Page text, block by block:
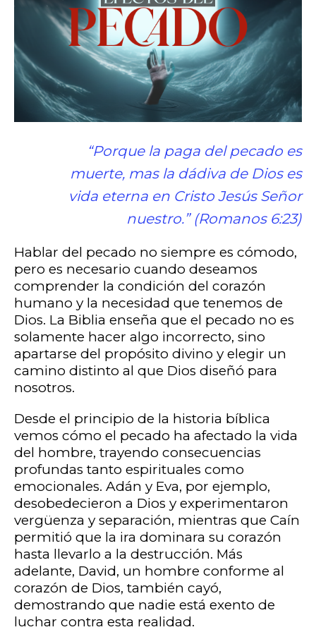
“Porque la paga del pecado es
muerte, mas la dádiva de Dios es
vida eterna en Cristo Jesús Señor
nuestro.” (Romanos 6:23)
Hablar del pecado no siempre es cómodo,
pero es necesario cuando deseamos
comprender la condición del corazón
humano y la necesidad que tenemos de
Dios. La Biblia enseña que el pecado no es
solamente hacer algo incorrecto, sino
apartarse del propósito divino y elegir un
camino distinto al que Dios diseñó para
nosotros.
Desde el principio de la historia bíblica
vemos cómo el pecado ha afectado la vida
del hombre, trayendo consecuencias
profundas tanto espirituales como
emocionales. Adán y Eva, por ejemplo,
desobedecieron a Dios y experimentaron
vergüenza y separación, mientras que Caín
permitió que la ira dominara su corazón
hasta llevarlo a la destrucción. Más
adelante, David, un hombre conforme al
corazón de Dios, también cayó,
demostrando que nadie está exento de
luchar contra esta realidad.